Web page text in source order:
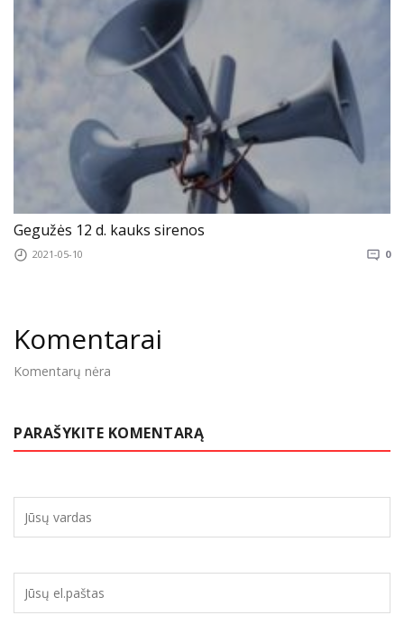
Gegužės 12 d. kauks sirenos
2021-05-10 0
Komentarai
Komentarų nėra
PARAŠYKITE KOMENTARĄ